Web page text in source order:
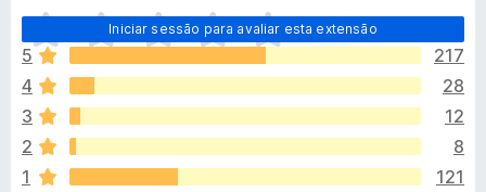
Iniciar sessão para avaliar esta extensão
N
ã
o
e
x
s
t
5
217
4
28
3
12
2
8
1
121